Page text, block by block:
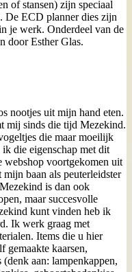
of stansen) zijn speciaal
De ECD planner dies zijn
je werk. Onderdeel van de
door Esther Glas.
nootjes uit mijn hand eten.
mij sinds die tijd Mezekind.
die maar moeilijk
die eigenschap met dit
webshop voortgekomen uit
baan als peuterleidster
is dan ook
maar succesvolle
kunt vinden heb ik
Ik werk graag met
Items die u hier
gemaakte kaarsen,
aan: lampenkappen,